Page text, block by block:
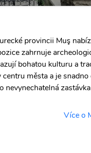
provincii Muş
zahrnuje
bohatou kulturu a
města a je
Více o